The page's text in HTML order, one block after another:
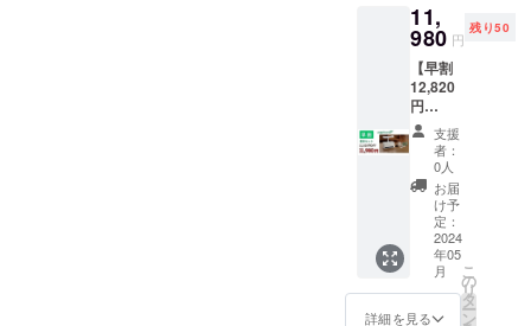
でぽっかぽ
かのスピー
ドヒート 温
熱ベスト。8
種類の形に
変形するス
テップエイ
です
【セッ
ト内
容】本
体、ベ
ジポッ
ト×12
個、ハ
イポ
ネック
ス微粉
肥料
（120
ｇ）×１
11,
980 円
残り50
【早割
12,820
円
OFF】
ベジ
ホー
ム 基
本セッ
トｘ１
※ リ
ターン
価格は
消費
税・送
支援
者：
0人
お届
け予
定：
2024
年05
月
詳細を見る
こ
の
リ
タ
ー
ン